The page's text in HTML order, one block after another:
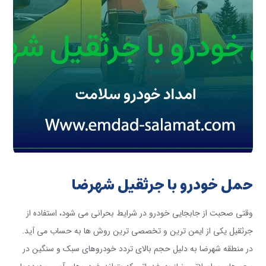
حمل خودرو با جرثقیل شهرضا
وقتی صحبت از جابجایی خودرو در شرایط بحرانی می شود، استفاده از
جرثقیل یکی از ایمن ترین و تخصصی ترین روش ها به حساب می آید.
در منطقه شهرضا به دلیل حجم بالای تردد خودروهای سبک و سنگین در